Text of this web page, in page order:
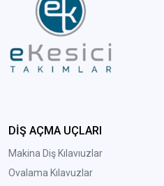
DİŞ AÇMA UÇLARI
Makina Diş Kılavıuzlar
Ovalama Kılavuzlar